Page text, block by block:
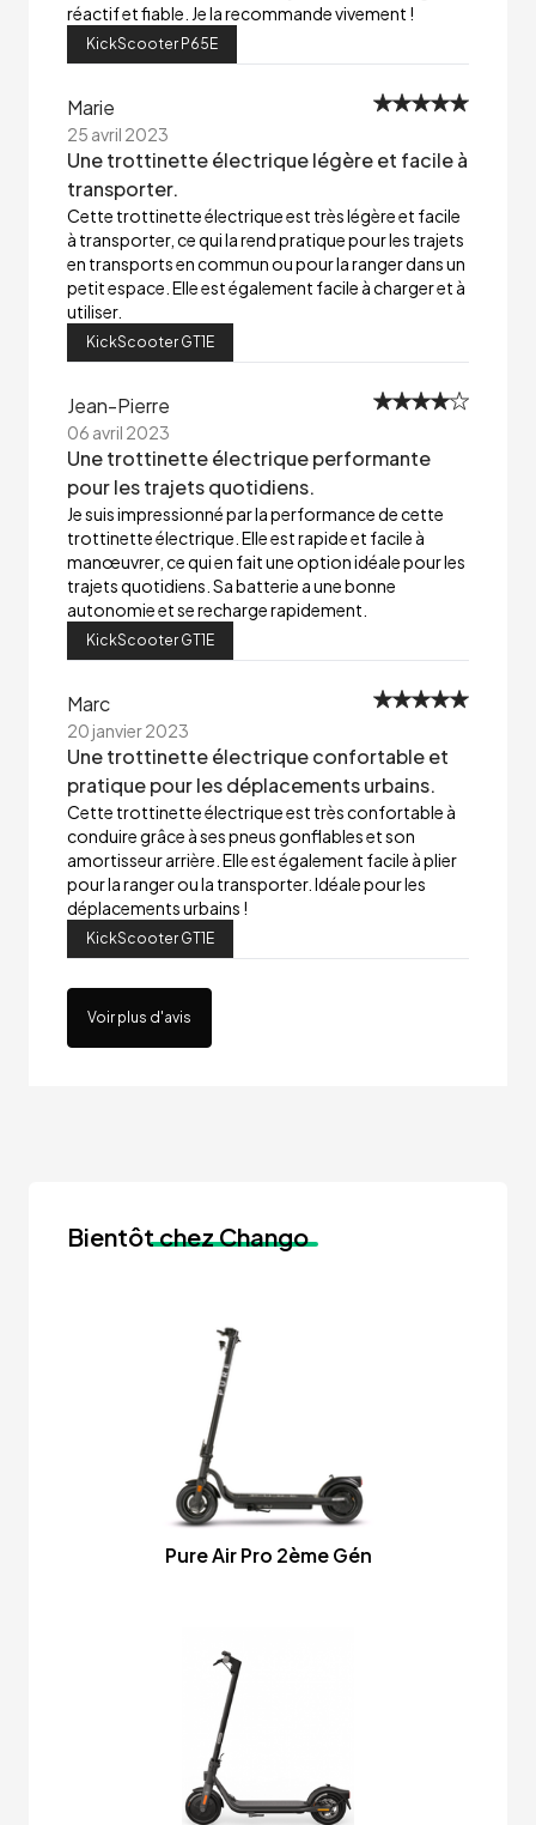
réactif et fiable. Je la recommande vivement !
KickScooter P65E
Marie
25 avril 2023
Une trottinette électrique légère et facile à
transporter.
Cette trottinette électrique est très légère et facile
à transporter, ce qui la rend pratique pour les trajets
en transports en commun ou pour la ranger dans un
petit espace. Elle est également facile à charger et à
utiliser.
KickScooter GT1E
Jean-Pierre
06 avril 2023
Une trottinette électrique performante
pour les trajets quotidiens.
Je suis impressionné par la performance de cette
trottinette électrique. Elle est rapide et facile à
manœuvrer, ce qui en fait une option idéale pour les
trajets quotidiens. Sa batterie a une bonne
autonomie et se recharge rapidement.
KickScooter GT1E
Marc
20 janvier 2023
Une trottinette électrique confortable et
pratique pour les déplacements urbains.
Cette trottinette électrique est très confortable à
conduire grâce à ses pneus gonflables et son
amortisseur arrière. Elle est également facile à plier
pour la ranger ou la transporter. Idéale pour les
déplacements urbains !
KickScooter GT1E
Voir plus d'avis
Bientôtchez Chango
Pure Air Pro 2ème Gén